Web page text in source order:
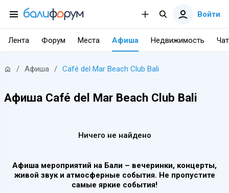
Войти
Лента Форум Места Афиша Недвижимость Чат
/ Афиша / Café del Mar Beach Club Bali
Афиша Café del Mar Beach Club Bali
Ничего не найдено
Афиша мероприятий на Бали – вечеринки, концерты,
живой звук и атмосферные события. Не пропустите
самые яркие события!